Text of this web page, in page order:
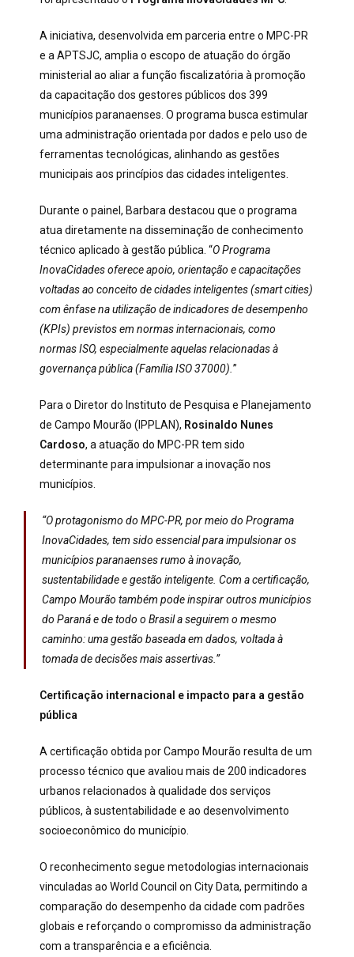
A iniciativa, desenvolvida em parceria entre o MPC-PR
e a APTSJC, amplia o escopo de atuação do órgão
ministerial ao aliar a função fiscalizatória à promoção
da capacitação dos gestores públicos dos 399
municípios paranaenses. O programa busca estimular
uma administração orientada por dados e pelo uso de
ferramentas tecnológicas, alinhando as gestões
municipais aos princípios das cidades inteligentes.
Durante o painel, Barbara destacou que o programa
atua diretamente na disseminação de conhecimento
técnico aplicado à gestão pública. “O Programa
InovaCidades oferece apoio, orientação e capacitações
voltadas ao conceito de cidades inteligentes (smart cities)
com ênfase na utilização de indicadores de desempenho
(KPIs) previstos em normas internacionais, como
normas ISO, especialmente aquelas relacionadas à
governança pública (Família ISO 37000). ”
Para o Diretor do Instituto de Pesquisa e Planejamento
de Campo Mourão (IPPLAN), Rosinaldo Nunes
Cardoso, a atuação do MPC-PR tem sido
determinante para impulsionar a inovação nos
municípios.
“O protagonismo do MPC-PR, por meio do Programa
InovaCidades, tem sido essencial para impulsionar os
municípios paranaenses rumo à inovação,
sustentabilidade e gestão inteligente. Com a certificação,
Campo Mourão também pode inspirar outros municípios
do Paraná e de todo o Brasil a seguirem o mesmo
caminho: uma gestão baseada em dados, voltada à
tomada de decisões mais assertivas.”
Certificação internacional e impacto para a gestão
pública
A certificação obtida por Campo Mourão resulta de um
processo técnico que avaliou mais de 200 indicadores
urbanos relacionados à qualidade dos serviços
públicos, à sustentabilidade e ao desenvolvimento
socioeconômico do município.
O reconhecimento segue metodologias internacionais
vinculadas ao World Council on City Data, permitindo a
comparação do desempenho da cidade com padrões
globais e reforçando o compromisso da administração
com a transparência e a eficiência.